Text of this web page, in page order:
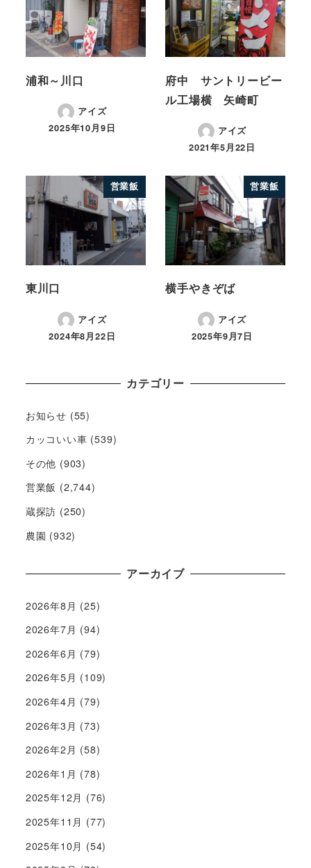
浦和～川口
アイズ
2025年10月9日
府中 サントリービー
ル工場横 矢崎町
アイズ
2021年5月22日
営業飯
東川口
アイズ
2024年8月22日
営業飯
横手やきぞば
アイズ
2025年9月7日
カテゴリー
お知らせ (55)
カッコいい車 (539)
その他 (903)
営業飯 (2,744)
蔵探訪 (250)
農園 (932)
アーカイブ
2026年8月 (25)
2026年7月 (94)
2026年6月 (79)
2026年5月 (109)
2026年4月 (79)
2026年3月 (73)
2026年2月 (58)
2026年1月 (78)
2025年12月 (76)
2025年11月 (77)
2025年10月 (54)